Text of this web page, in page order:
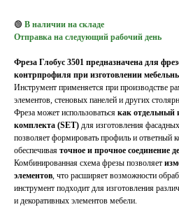
🟢 В наличии на складе
Отправка на следующий рабочий день
Фреза Глобус 3501 предназначена для
контрпрофиля при изготовлении
Инструмент применяется при производстве
элементов, стеновых панелей и других
Фреза может использоваться как отдельный
комплекта (SET) для изготовления
позволяет формировать профиль и ответный
обеспечивая точное и прочное соединение
Комбинированная схема фрезы позволяет
элементов , что расширяет возможности
инструмент подходит для изготовления
и декоративных элементов мебели.